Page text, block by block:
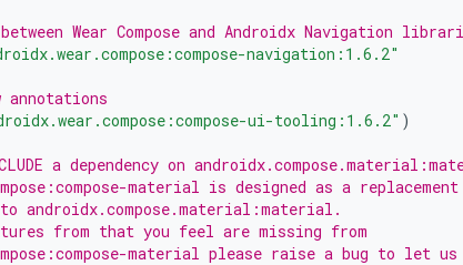
Wear Compose and Androidx Navigation
navigation:1.6.2"
annotations
ui-tooling:1.6.2" )
a dependency on
material is designed as a replacement
androidx.compose.material:material.
from that you feel are missing from
material please raise a bug to let us